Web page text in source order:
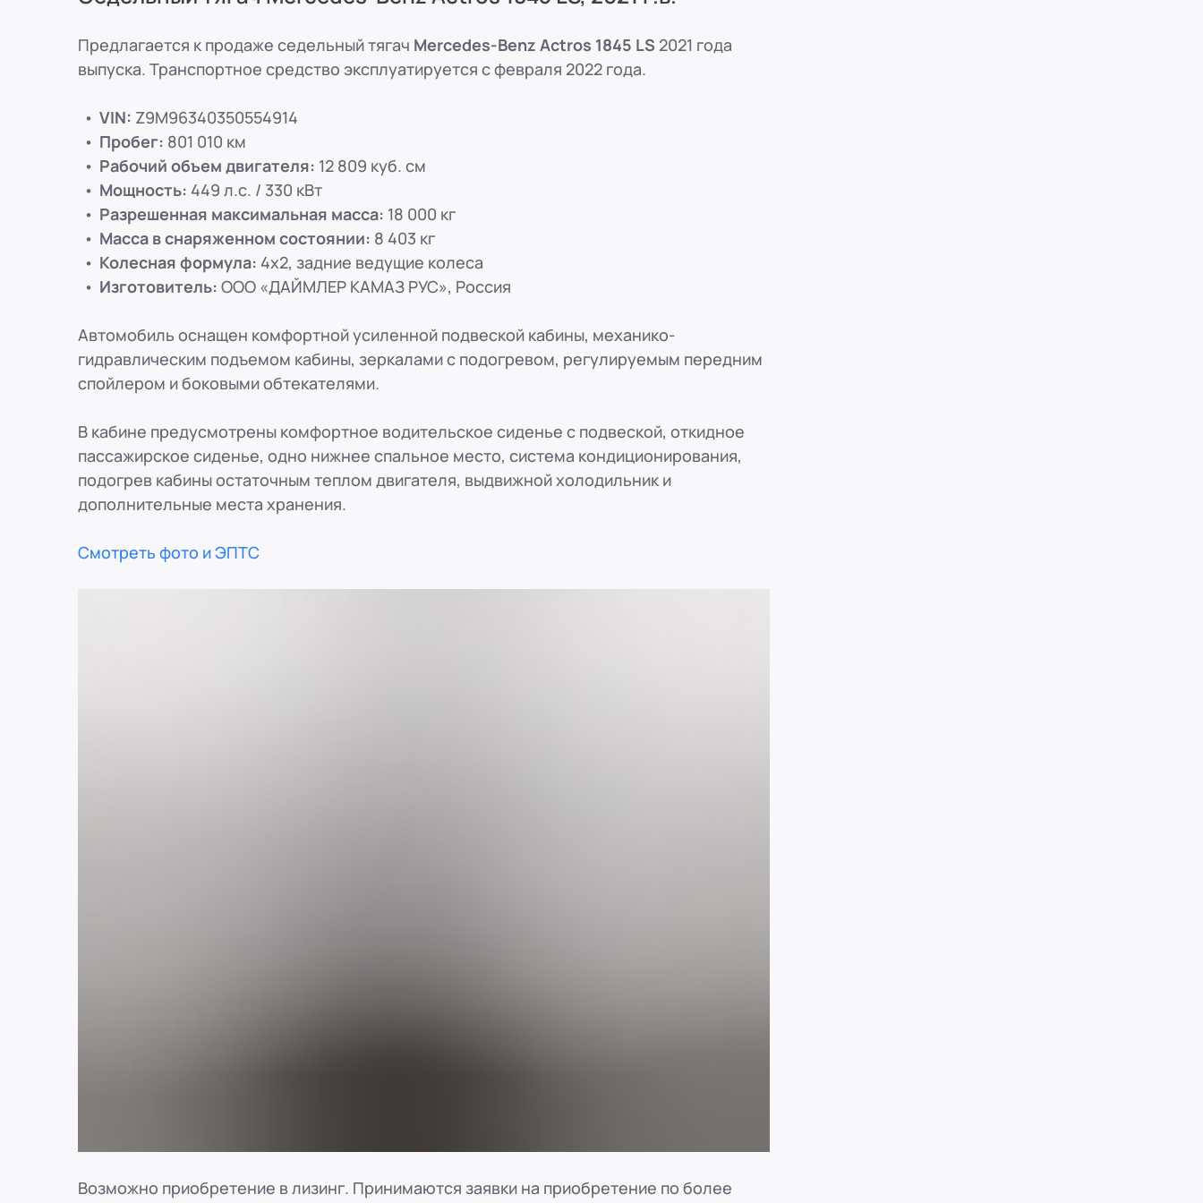
8 (800) 250-25-31 (вн. 153)
mail@pr-liz.ru
8 (800) 250-25-31 (вн. 153)
Рязаньул. Есенина, 1Б
8 (800) 250-25-31 (вн. 153)mail@pr-liz.ru8 (800) 250-25-31 (вн. 153)
Пенза
8 (800) 250-25-31 (вн. 153)mail@pr-liz.ru
ООО "ПР-Лизинг"
8 (800) 250-25-31 (вн. 153)
8 (800) 250-25-31 (вн. 153)
ООО "ПР-Лизинг"
Ростов-на-Донуг. Ростов-на-Дону, ул. Красноармейская, 33
8 (800) 250-25-31 (вн. 153) mail@pr-liz.ru8 (800) 250-25-31 (вн. 153)
Предлагается к продаже седельный тягач Mercedes-Benz Actros 1845 LS 2021 года
выпуска. Транспортное средство эксплуатируется с февраля 2022 года.
VIN: Z9M96340350554914
Пробег: 801 010 км
Рабочий объем двигателя: 12 809 куб. см
Мощность: 449 л.с. / 330 кВт
Разрешенная максимальная масса: 18 000 кг
Масса в снаряженном состоянии: 8 403 кг
Колесная формула: 4x2, задние ведущие колеса
Изготовитель: ООО «ДАЙМЛЕР КАМАЗ РУС», Россия
Автомобиль оснащен комфортной усиленной подвеской кабины, механико-
гидравлическим подъемом кабины, зеркалами с подогревом, регулируемым передним
спойлером и боковыми обтекателями.
В кабине предусмотрены комфортное водительское сиденье с подвеской, откидное
пассажирское сиденье, одно нижнее спальное место, система кондиционирования,
подогрев кабины остаточным теплом двигателя, выдвижной холодильник и
дополнительные места хранения.
Смотреть фото и ЭПТС
Возможно приобретение в лизинг. Принимаются заявки на приобретение по более